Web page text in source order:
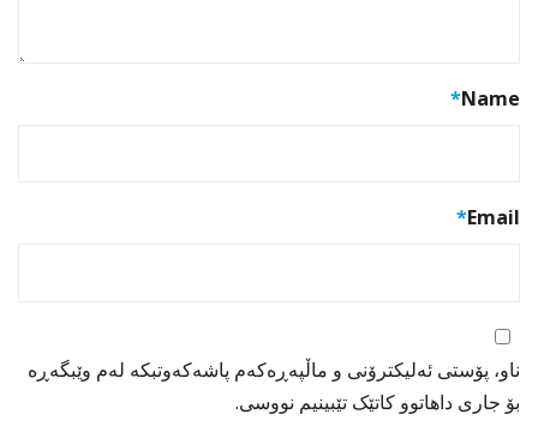
Name
*
Email
*
ناو، پۆستی ئەلیکترۆنی و ماڵپەڕەکەم پاشەکەوتبکە لەم وێبگەڕە
بۆ جاری داهاتوو کاتێک تێبینیم نووسی.